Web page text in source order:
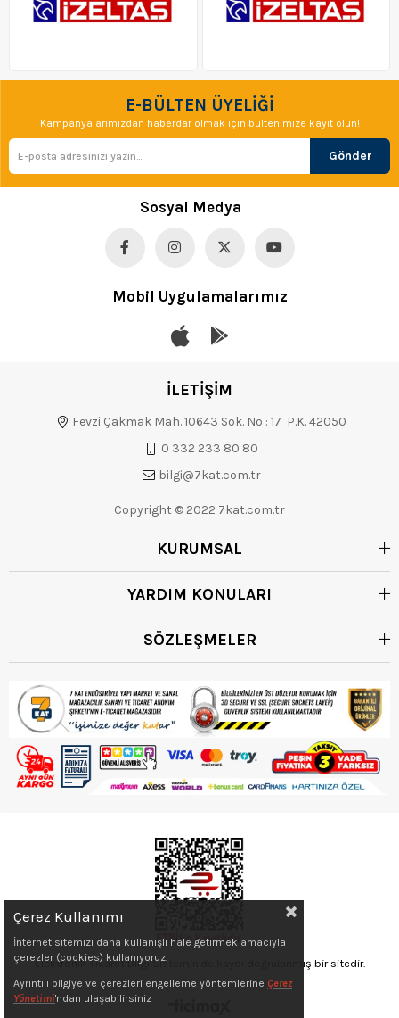
E-BÜLTEN ÜYELİĞİ
Kampanyalarımızdan haberdar olmak için bültenimize kayıt olun!
Gönder
Sosyal Medya
Mobil Uygulamalarımız
İLETİŞİM
Fevzi Çakmak Mah. 10643 Sok. No : 17 P.K. 42050
0 332 233 80 80
bilgi@7kat.com.tr
Copyright © 2022 7kat.com.tr
KURUMSAL
YARDIM KONULARI
SÖZLEŞMELER
Elektronik Ticaret Bilgi Sistemin'de kaydı doğrulanmış bir sitedir.
Çerez Kullanımı
İnternet sitemizi daha kullanışlı hale getirmek amacıyla
çerezler (cookies) kullanıyoruz.
Ayrıntılı bilgiye ve çerezleri engelleme yöntemlerine Çerez
Yönetimi'ndan ulaşabilirsiniz